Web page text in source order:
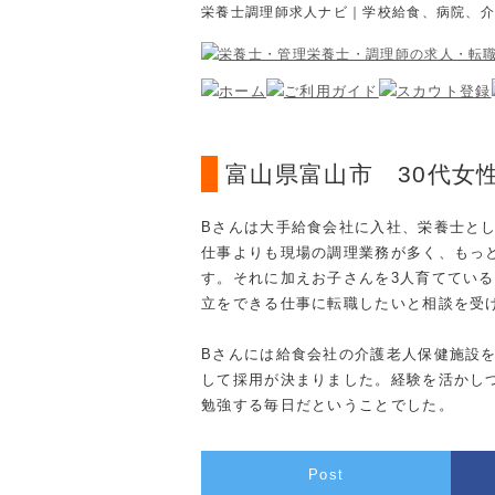
栄養士調理師求人ナビ｜学校給食、病院、
富山県富山市 30代女
Bさんは大手給食会社に入社、栄養士と
仕事よりも現場の調理業務が多く、もっ
す。それに加えお子さんを3人育ててい
立をできる仕事に転職したいと相談を受
Bさんには給食会社の介護老人保健施設
して採用が決まりました。経験を活か
勉強する毎日だということでした。
Post